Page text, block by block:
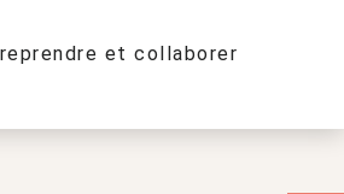
et collaborer